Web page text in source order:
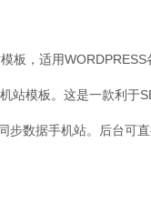
板，适用
站模板。这是一款利于
步数据手机站。后台可